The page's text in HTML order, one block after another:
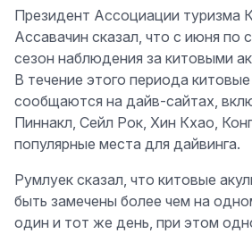
Президент Ассоциации туризма
Ассавачин сказал, что с июня по
сезон наблюдения за китовыми
В течение этого периода китовые
сообщаются на дайв-сайтах,
Пиннакл, Сейл Рок, Хин Кхао,
популярные места для дайвинга.
Румлуек сказал, что китовые
быть замечены более чем на
один и тот же день, при этом